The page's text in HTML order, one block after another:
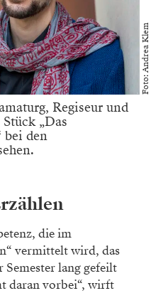
Foto: Andrea Klem
Regiseur und
„Das
den
die im
vermittelt wird, das
lang gefeilt
daran vorbei“, wirft